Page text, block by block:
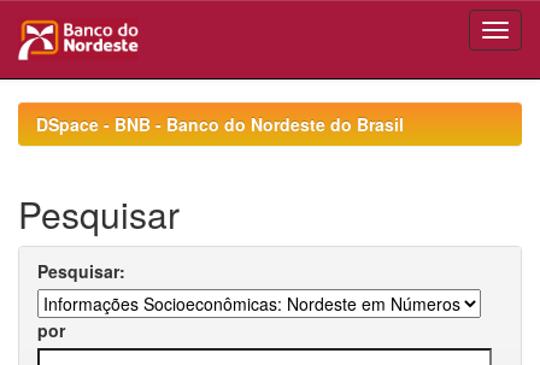
navigationDSpace - BNB - Banco do Nordeste do Brasil
Pesquisar
Pesquisar:
por